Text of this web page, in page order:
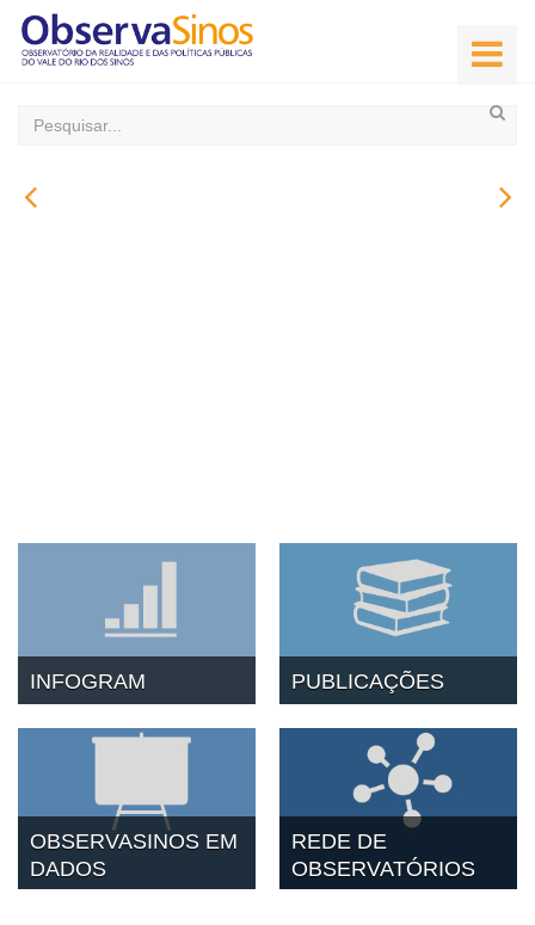
INFOGRAM PUBLICAÇÕES
OBSERVASINOS EM
DADOS
REDE DE
OBSERVATÓRIOS